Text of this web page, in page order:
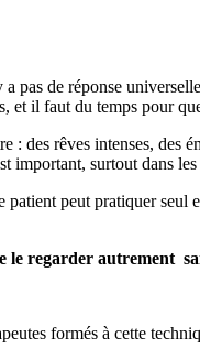
pas de réponse
et il faut du temps pour
: des rêves intenses,
important, surtout dans les
peut pratiquer seul
regarder autrement
formés à cette